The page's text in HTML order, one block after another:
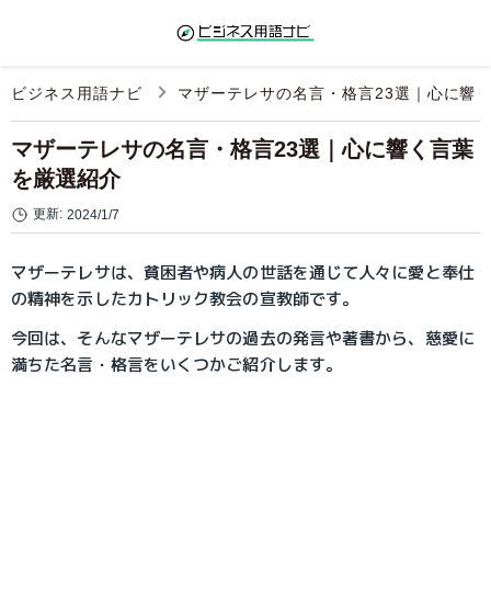
ビジネス用語ナビ マザーテレサの名言・格言23選｜心に響
マザーテレサの名言・格言23選｜心に響く言葉
を厳選紹介
更新: 2024/1/7
マザーテレサは、貧困者や病人の世話を通じて人々に愛と奉仕
の精神を示したカトリック教会の宣教師です。
今回は、そんなマザーテレサの過去の発言や著書から、慈愛に
満ちた名言・格言をいくつかご紹介します。